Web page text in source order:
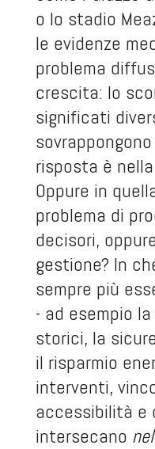
o lo stadio
le evidenze
problema
crescita: lo
significati
risposta è
Oppure in
problema di
decisori,
gestione? In
sempre più
- ad esempio
storici, la
il risparmio
interventi,
accessibilità e
intersecano